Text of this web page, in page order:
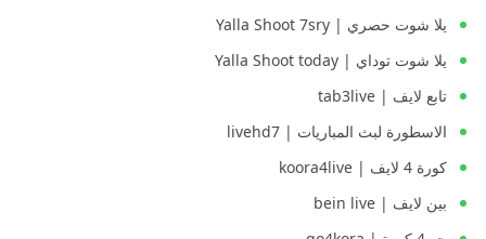
يلا شوت حصري | Yalla Shoot 7sry
يلا شوت توداي | Yalla Shoot today
تابع لايف | tab3live
الاسطورة لبث المباريات | livehd7
كورة 4 لايف | koora4live
بين لايف | bein live